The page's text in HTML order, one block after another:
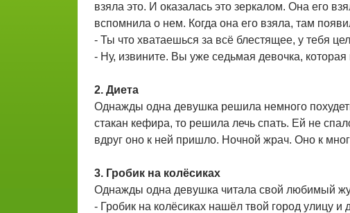
взяла это. И оказалась это зеркалом. Она его
вспомнила о нем. Когда она его взяла, там
- Ты что хватаешься за всё блестящее, у тебя
- Ну, извините. Вы уже седьмая девочка, которая
2. Диета
Однажды одна девушка решила немного
стакан кефира, то решила лечь спать. Ей не
вдруг оно к ней пришло. Ночной жрач. Оно к
3. Гробик на колёсиках
Однажды одна девушка читала свой любимый
- Гробик на колёсиках нашёл твой город улицу и